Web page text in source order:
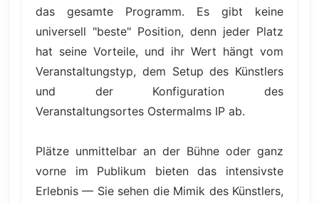
das gesamte Programm. Es gibt keine
universell "beste" Position, denn jeder Platz
hat seine Vorteile, und ihr Wert hängt vom
Veranstaltungstyp, dem Setup des Künstlers
und der Konfiguration des
Veranstaltungsortes Ostermalms IP ab.
Plätze unmittelbar an der Bühne oder ganz
vorne im Publikum bieten das intensivste
Erlebnis — Sie sehen die Mimik des Künstlers,